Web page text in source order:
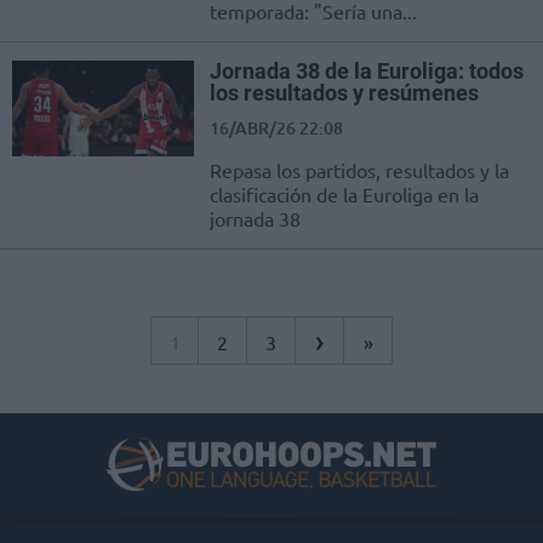
temporada: "Sería una...
Jornada 38 de la Euroliga: todos
los resultados y resúmenes
16/ABR/26 22:08
Repasa los partidos, resultados y la
clasificación de la Euroliga en la
jornada 38
1 2 3 › »